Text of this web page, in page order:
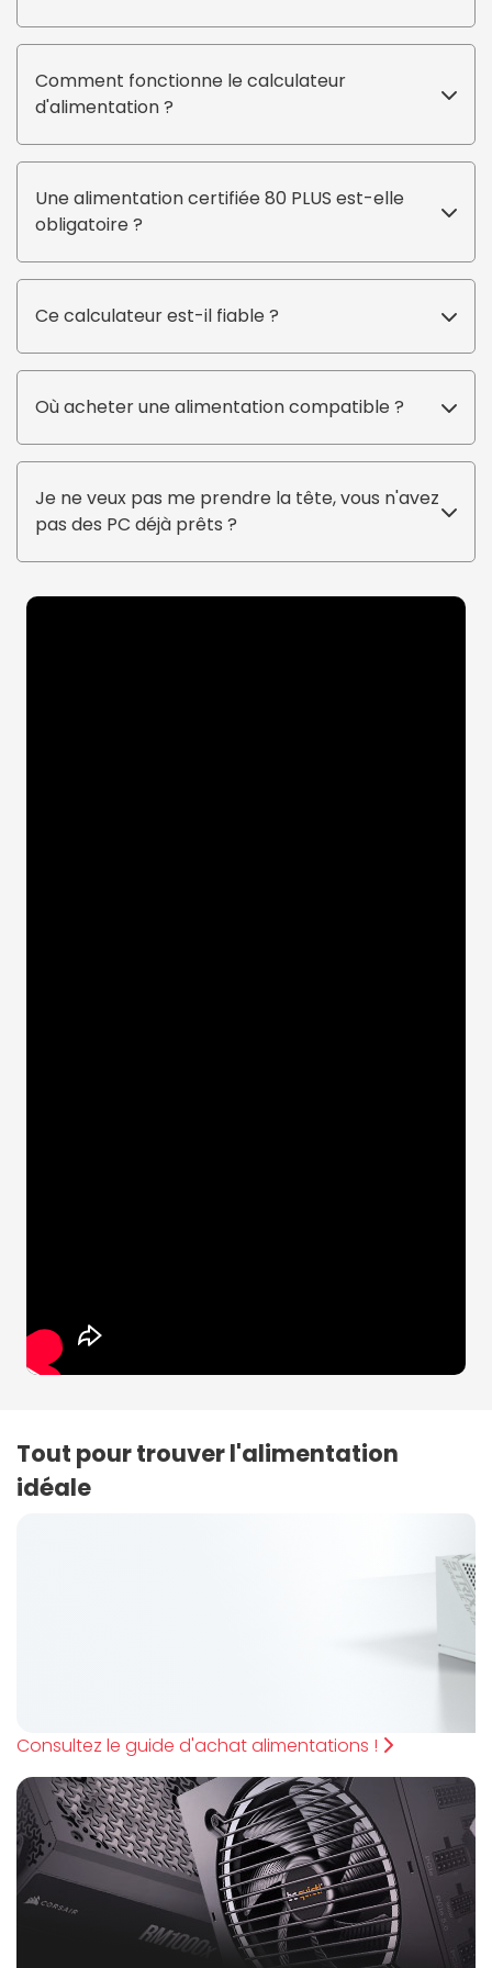
Comment fonctionne le calculateur
d'alimentation ?
Une alimentation certifiée 80 PLUS est-elle
obligatoire ?
Ce calculateur est-il fiable ?
Où acheter une alimentation compatible ?
Je ne veux pas me prendre la tête, vous n'avez
pas des PC déjà prêts ?
Tout pour trouver l'alimentation
idéale
Consultez le guide d'achat alimentations !